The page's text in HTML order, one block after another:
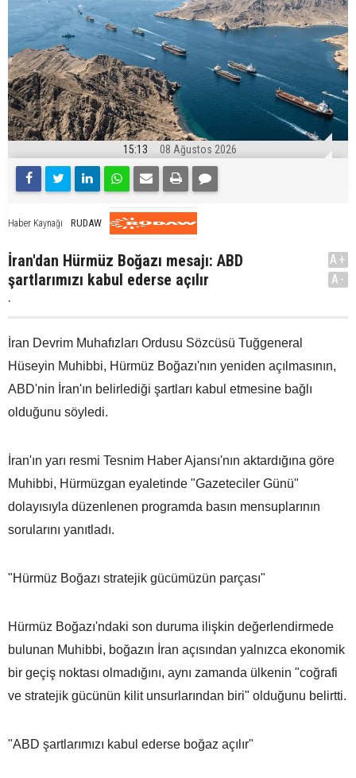
15:13 08 Ağustos 2026
Haber Kaynağı RUDAW
İran'dan Hürmüz Boğazı mesajı: ABD
şartlarımızı kabul ederse açılır
.
A+
A-
İran Devrim Muhafızları Ordusu Sözcüsü Tuğgeneral
Hüseyin Muhibbi, Hürmüz Boğazı'nın yeniden açılmasının,
ABD'nin İran'ın belirlediği şartları kabul etmesine bağlı
olduğunu söyledi.
İran'ın yarı resmi Tesnim Haber Ajansı'nın aktardığına göre
Muhibbi, Hürmüzgan eyaletinde "Gazeteciler Günü"
dolayısıyla düzenlenen programda basın mensuplarının
sorularını yanıtladı.
"Hürmüz Boğazı stratejik gücümüzün parçası"
Hürmüz Boğazı'ndaki son duruma ilişkin değerlendirmede
bulunan Muhibbi, boğazın İran açısından yalnızca ekonomik
bir geçiş noktası olmadığını, aynı zamanda ülkenin "coğrafi
ve stratejik gücünün kilit unsurlarından biri" olduğunu belirtti.
"ABD şartlarımızı kabul ederse boğaz açılır"